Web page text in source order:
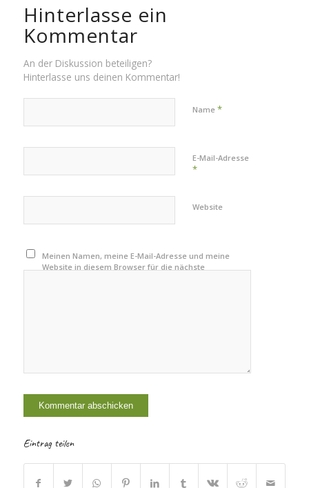
Hinterlasse ein
Kommentar
An der Diskussion beteiligen?
Hinterlasse uns deinen Kommentar!
Name *
E-Mail-Adresse
*
Website
Meinen Namen, meine E-Mail-Adresse und meine
Website in diesem Browser für die nächste
Eintrag teilen